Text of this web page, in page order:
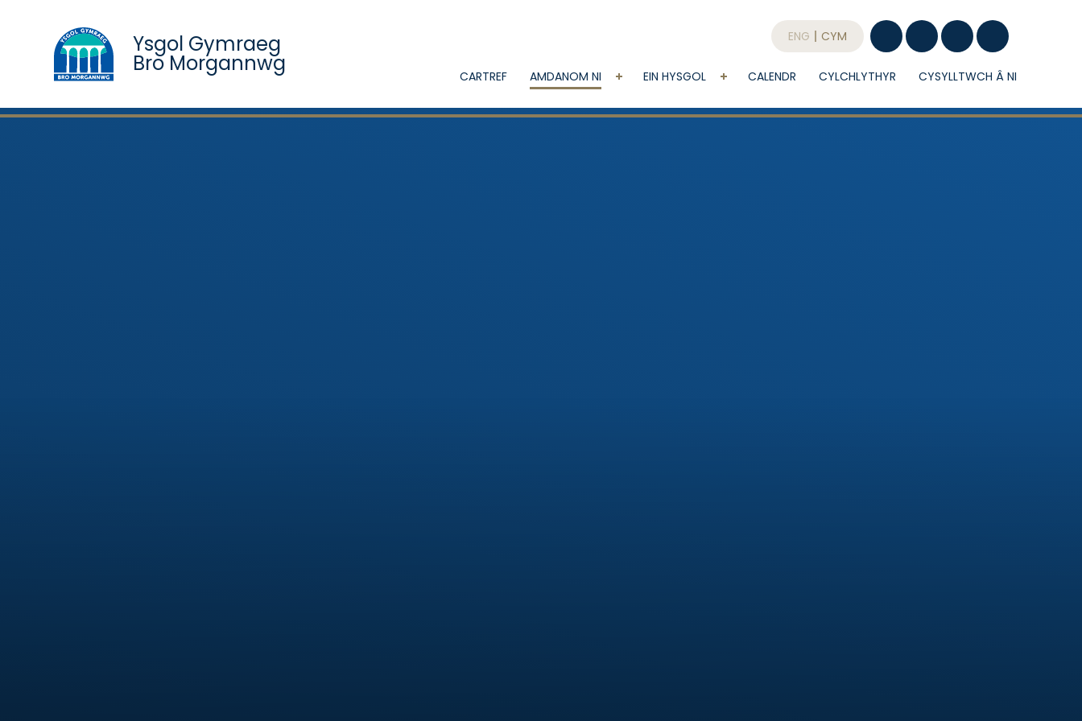
ENG CYM
CARTREF AMDANOM NI EIN HYSGOL CALENDR CYLCHLYTHYR CYSYLLTWCH Â NI
Ysgol Gymraeg
Bro Morgannwg